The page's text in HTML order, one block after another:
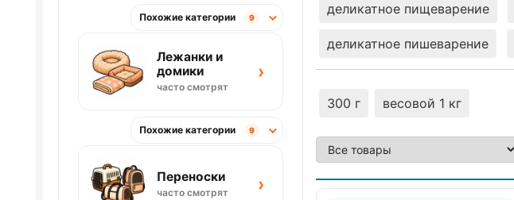
деликатное пищеварение
деликатное пишеварение
300 г весовой 1 кг
Похожие категории 9
Лежанки и
домики
часто смотрят
›
Похожие категории 9
Переноски
часто смотрят ›